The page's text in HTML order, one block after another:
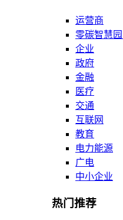
运营商
零碳智慧
企业
政府
金融
医疗
交通
互联网
教育
电力能源
广电
中小企业
热门推荐